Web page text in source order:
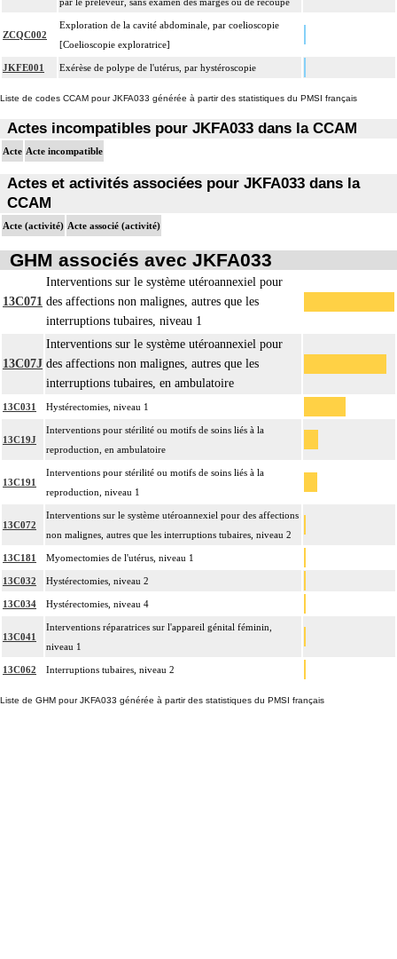
ZCQC002
Exploration de la cavité abdominale, par coelioscopie
[Coelioscopie exploratrice]
JKFE001 Exérèse de polype de l'utérus, par hystéroscopie
Liste de codes CCAM pour JKFA033 générée à partir des statistiques du PMSI français
Actes incompatibles pour JKFA033 dans la CCAM
Acte Acte incompatible
Actes et activités associées pour JKFA033 dans la
CCAM
Acte (activité) Acte associé (activité)
GHM associés avec JKFA033
13C071
Interventions sur le système utéroannexiel pour
des affections non malignes, autres que les
interruptions tubaires, niveau 1
13C07J
Interventions sur le système utéroannexiel pour
des affections non malignes, autres que les
interruptions tubaires, en ambulatoire
13C031 Hystérectomies, niveau 1
13C19J
Interventions pour stérilité ou motifs de soins liés à la
reproduction, en ambulatoire
13C191
Interventions pour stérilité ou motifs de soins liés à la
reproduction, niveau 1
13C072
Interventions sur le système utéroannexiel pour des affections
non malignes, autres que les interruptions tubaires, niveau 2
13C181 Myomectomies de l'utérus, niveau 1
13C032 Hystérectomies, niveau 2
13C034 Hystérectomies, niveau 4
13C041
Interventions réparatrices sur l'appareil génital féminin,
niveau 1
13C062 Interruptions tubaires, niveau 2
Liste de GHM pour JKFA033 générée à partir des statistiques du PMSI français